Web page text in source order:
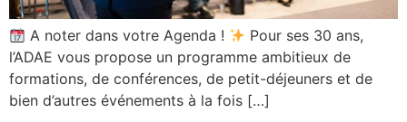
A noter dans votre Agenda !
Pour ses 30 ans,
l’ADAE vous propose un programme ambitieux de
formations, de conférences, de petit-déjeuners et de
bien d’autres événements à la fois […]